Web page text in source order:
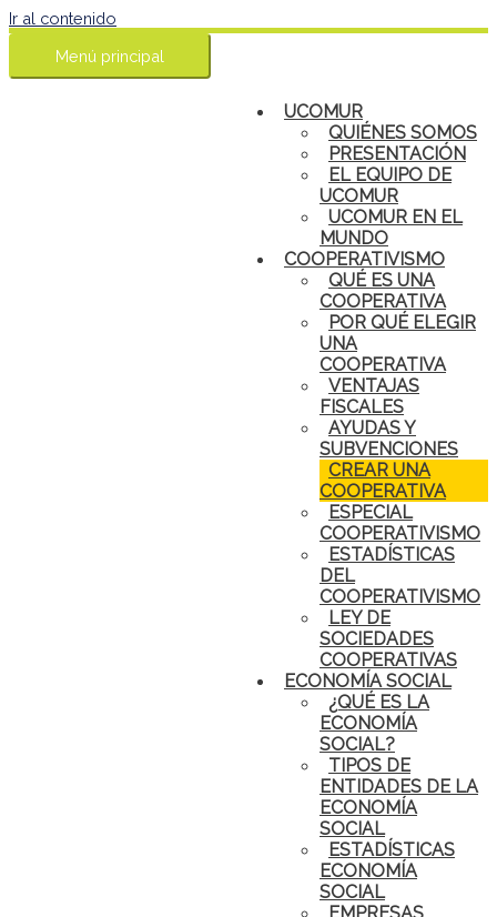
Ir al contenido
Menú principal
UCOMUR
QUIÉNES SOMOS
PRESENTACIÓN
EL EQUIPO DE
UCOMUR
UCOMUR EN EL
MUNDO
COOPERATIVISMO
QUÉ ES UNA
COOPERATIVA
POR QUÉ ELEGIR
UNA
COOPERATIVA
VENTAJAS
FISCALES
AYUDAS Y
SUBVENCIONES
CREAR UNA
COOPERATIVA
ESPECIAL
COOPERATIVISMO
ESTADÍSTICAS
DEL
COOPERATIVISMO
LEY DE
SOCIEDADES
COOPERATIVAS
ECONOMÍA SOCIAL
¿QUÉ ES LA
ECONOMÍA
SOCIAL?
TIPOS DE
ENTIDADES DE LA
ECONOMÍA
SOCIAL
ESTADÍSTICAS
ECONOMÍA
SOCIAL